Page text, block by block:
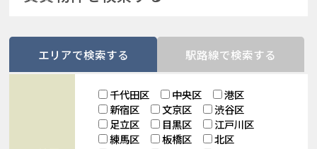
エリアで検索する 駅路線で検索する
千代田区 中央区
港区
新宿区
文京区
渋谷区
足立区
目黒区
江戸川区
練馬区
板橋区
北区